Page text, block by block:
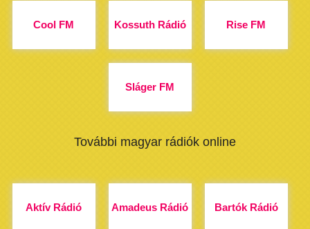
Cool FM Kossuth Rádió Rise FM
Sláger FM
További magyar rádiók online
Aktív Rádió Amadeus Rádió Bartók Rádió